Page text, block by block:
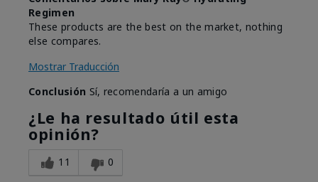
Regimen
These products are the best on the market, nothing
else compares.
Mostrar Traducción
Conclusión Sí, recomendaría a un amigo
¿Le ha resultado útil esta
opinión?
11 0